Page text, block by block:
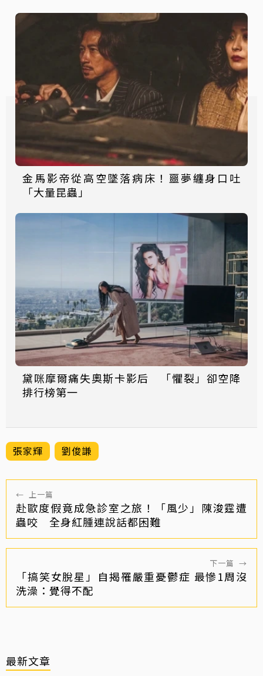
金馬影帝從高空墜落病床！噩夢纏身口吐
「大量昆蟲」
黛咪摩爾痛失奧斯卡影后 「懼裂」卻空降
排行榜第一
張家輝 劉俊謙
← 上一篇
赴歐度假竟成急診室之旅！「風少」陳浚霆遭
蟲咬 全身紅腫連說話都困難
下一篇 →
「搞笑女脫星」自揭罹嚴重憂鬱症 最慘1周沒
洗澡：覺得不配
最新文章